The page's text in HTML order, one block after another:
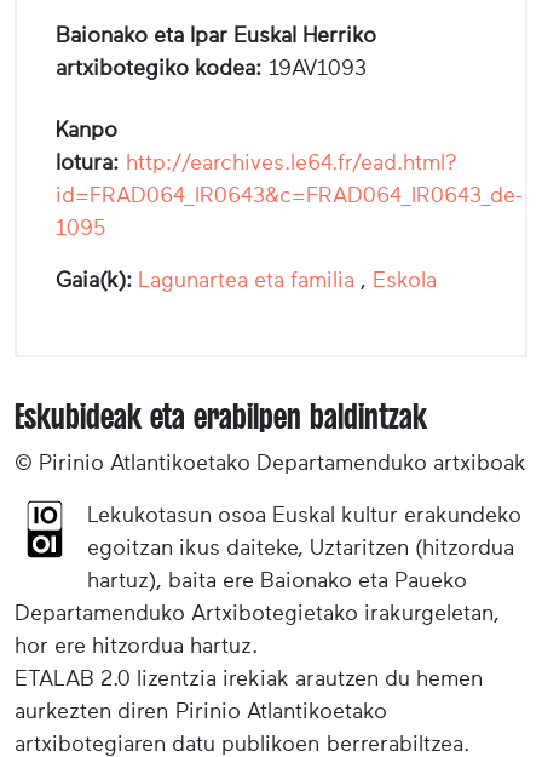
Baionako eta Ipar Euskal Herriko
artxibotegiko kodea: 19AV1093
Kanpo
lotura: http://earchives.le64.fr/ead.html?
id=FRAD064_IR0643&c=FRAD064_IR0643_de-
1095
Gaia(k): Lagunartea eta familia , Eskola
Eskubideak eta erabilpen baldintzak
© Pirinio Atlantikoetako Departamenduko artxiboak
Lekukotasun osoa Euskal kultur erakundeko
egoitzan ikus daiteke, Uztaritzen (hitzordua
hartuz), baita ere Baionako eta Paueko
Departamenduko Artxibotegietako irakurgeletan,
hor ere hitzordua hartuz.
ETALAB 2.0 lizentzia irekiak arautzen du hemen
aurkezten diren Pirinio Atlantikoetako
artxibotegiaren datu publikoen berrerabiltzea.